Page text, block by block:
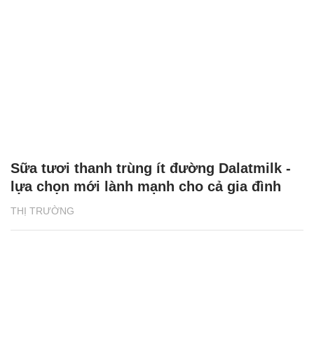
THỊ TRƯỜNG
Sữa tươi thanh trùng ít đường Dalatmilk -
lựa chọn mới lành mạnh cho cả gia đình